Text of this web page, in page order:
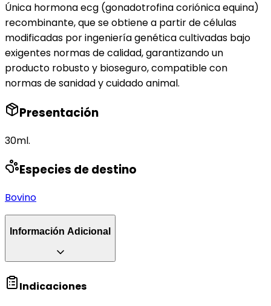
Única hormona ecg (gonadotrofina coriónica equina)
recombinante, que se obtiene a partir de células
modificadas por ingeniería genética cultivadas bajo
exigentes normas de calidad, garantizando un
producto robusto y bioseguro, compatible con
normas de sanidad y cuidado animal.
Presentación
30ml.
Especies de destino
Bovino
Información Adicional
Indicaciones